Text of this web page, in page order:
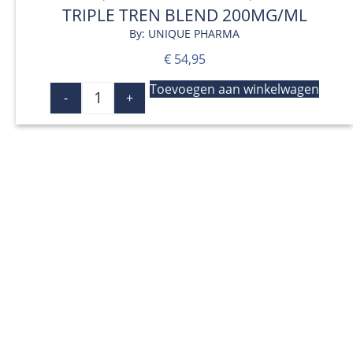
TRIPLE TREN BLEND 200MG/ML
By: UNIQUE PHARMA
€54,95
- + Toevoegen aan winkelwagen